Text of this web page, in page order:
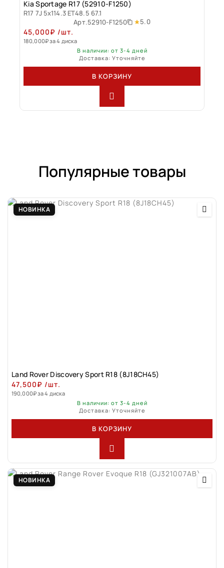
Kia Sportage R17 (52910-F1250)
R17 7J 5x114.3 ET48.5 67.1
Арт.52910-F1250 5.0
45,000₽ /шт.
180,000₽за 4 диска
В наличии: от 3-4 дней
Доставка: Уточняйте
В КОРЗИНУ
Популярные товары
НОВИНКА
Land Rover Discovery Sport R18 (8J18CH45)
47,500₽ /шт.
190,000₽за 4 диска
В наличии: от 3-4 дней
Доставка: Уточняйте
В КОРЗИНУ
НОВИНКА